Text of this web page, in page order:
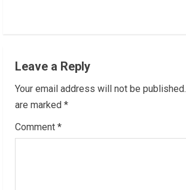
e
R
e
Leave a Reply
Your email address will not be published.
are marked *
Comment *